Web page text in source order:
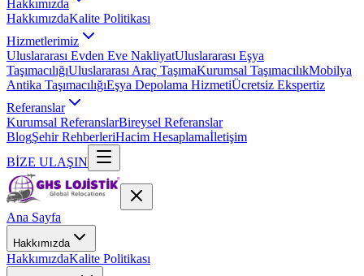
Hakkımızda
HakkımızdaKalite Politikası
Hizmetlerimiz
Uluslararası Evden Eve NakliyatUluslararası Eşya
TaşımacılığıUluslararası Araç TaşımaKurumsal TaşımacılıkMobilya
Antika TaşımacılığıEşya Depolama HizmetiÜcretsiz Ekspertiz
Referanslar
Kurumsal ReferanslarBireysel Referanslar
BlogŞehir RehberleriHacim Hesaplamaİletişim
BİZE ULAŞIN
Ana Sayfa
Hakkımızda
HakkımızdaKalite Politikası